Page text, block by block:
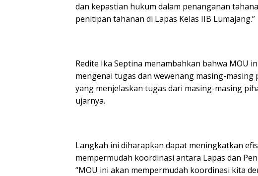
dan kepastian hukum dalam penanganan
penitipan tahanan di Lapas Kelas IIB Lumajang.”
Redite Ika Septina menambahkan bahwa MOU
mengenai tugas dan wewenang masing-
yang menjelaskan tugas dari masing-masing
ujarnya.
Langkah ini diharapkan dapat meningkatkan
mempermudah koordinasi antara Lapas dan
“MOU ini akan mempermudah koordinasi kita